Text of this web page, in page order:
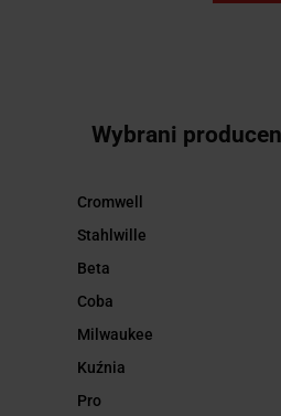
Wybrani
Cromwell
Stahlwille
Beta
Coba
Milwaukee
Kuźnia
Pro